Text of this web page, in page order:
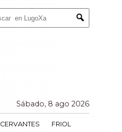
Submit
Sábado, 8 ago 2026
CERVANTES
FRIOL